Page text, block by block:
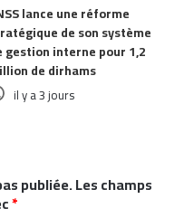
lance une réforme
de son système
gestion interne pour 1,2
de dirhams
il y a 3 jours
publiée.Les champs
*